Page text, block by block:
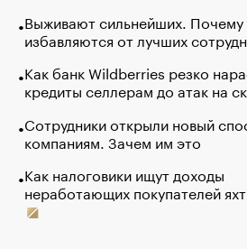
Выживают сильнейших. Почему
избавляются от лучших
Как банк Wildberries резко
кредиты селлерам до атак на
Сотрудники открыли новый
компаниям. Зачем им это
Как налоговики ищут доходы
неработающих покупателей